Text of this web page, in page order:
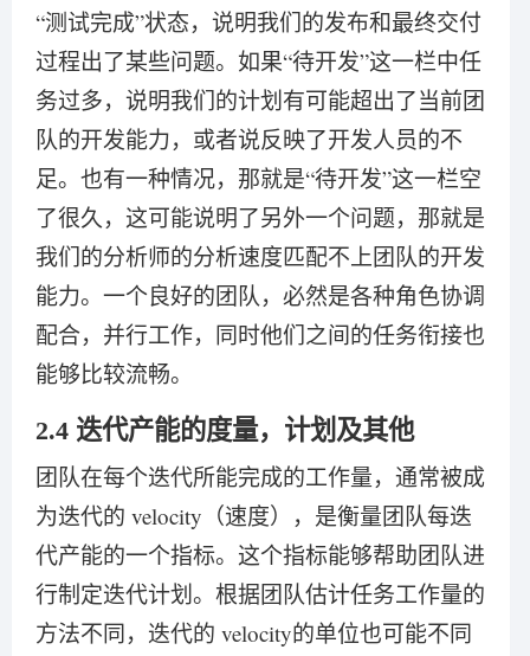
“测试完成”状态，说明我们的发布和最终交付
过程出了某些问题。如果“待开发”这一栏中任
务过多，说明我们的计划有可能超出了当前团
队的开发能力，或者说反映了开发人员的不
足。也有一种情况，那就是“待开发”这一栏空
了很久，这可能说明了另外一个问题，那就是
我们的分析师的分析速度匹配不上团队的开发
能力。一个良好的团队，必然是各种角色协调
配合，并行工作，同时他们之间的任务衔接也
能够比较流畅。
2.4 迭代产能的度量，计划及其他
团队在每个迭代所能完成的工作量，通常被成
为迭代的 velocity（速度），是衡量团队每迭
代产能的一个指标。这个指标能够帮助团队进
行制定迭代计划。根据团队估计任务工作量的
方法不同，迭代的 velocity的单位也可能不同